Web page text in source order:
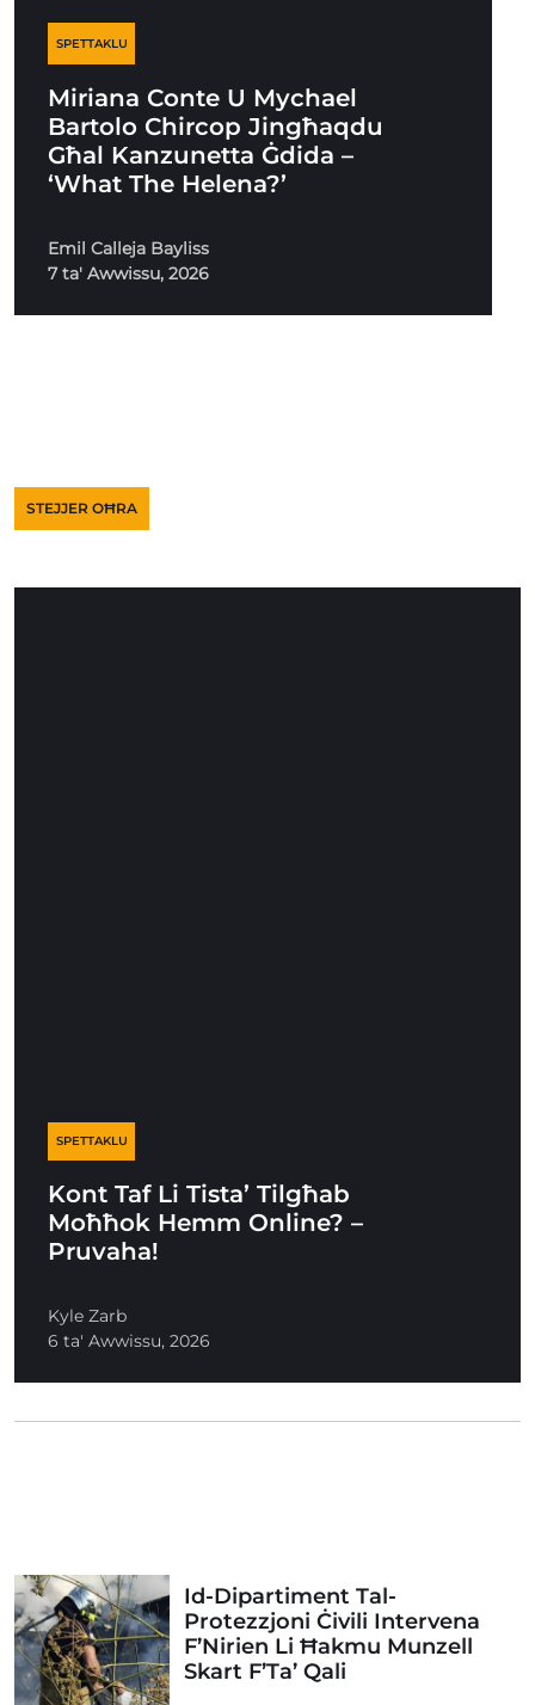
SPETTAKLU
Miriana Conte U Mychael
Bartolo Chircop Jingħaqdu
Għal Kanzunetta Ġdida –
‘What The Helena?’
Emil Calleja Bayliss
7 ta' Awwissu, 2026
STEJJER OĦRA
SPETTAKLU
Kont Taf Li Tista’ Tilgħab
Moħħok Hemm Online? –
Pruvaha!
Kyle Zarb
6 ta' Awwissu, 2026
Id-Dipartiment Tal-
Protezzjoni Ċivili Intervena
F’Nirien Li Ħakmu Munzell
Skart F’Ta’ Qali